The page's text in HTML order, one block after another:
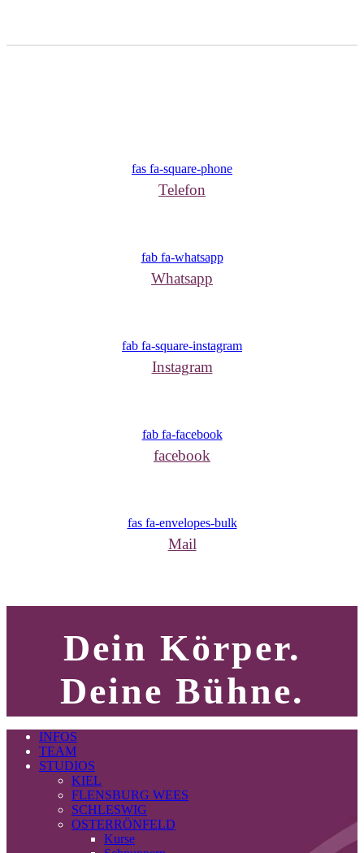
fas fa-square-phone
Telefon
fab fa-whatsapp
Whatsapp
fab fa-square-instagram
Instagram
fab fa-facebook
facebook
fas fa-envelopes-bulk
Mail
Dein Körper.
Deine Bühne.
INFOS
TEAM
STUDIOS
KIEL
FLENSBURG WEES
SCHLESWIG
OSTERRÖNFELD
Kurse